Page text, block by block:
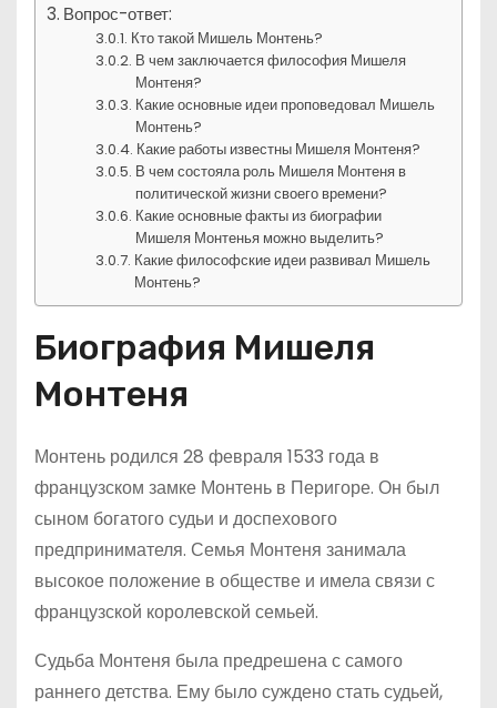
Вопрос-ответ:
Кто такой Мишель Монтень?
В чем заключается философия Мишеля
Монтеня?
Какие основные идеи проповедовал Мишель
Монтень?
Какие работы известны Мишеля Монтеня?
В чем состояла роль Мишеля Монтеня в
политической жизни своего времени?
Какие основные факты из биографии
Мишеля Монтенья можно выделить?
Какие философские идеи развивал Мишель
Монтень?
Биография Мишеля
Монтеня
Монтень родился 28 февраля 1533 года в
французском замке Монтень в Перигоре. Он был
сыном богатого судьи и доспехового
предпринимателя. Семья Монтеня занимала
высокое положение в обществе и имела связи с
французской королевской семьей.
Судьба Монтеня была предрешена с самого
раннего детства. Ему было суждено стать судьей,